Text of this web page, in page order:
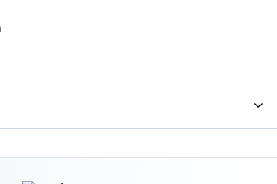
900